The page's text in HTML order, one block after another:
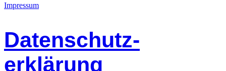
Impressum
Datenschutz-
erklärung